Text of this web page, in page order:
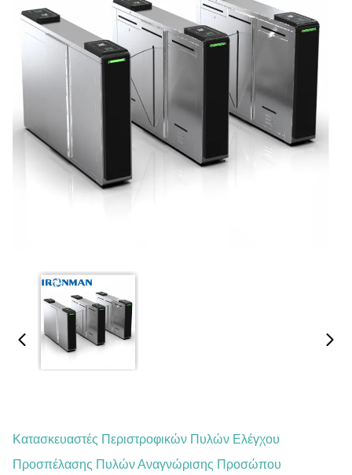
Κατασκευαστές Περιστροφικών Πυλών Ελέγχου
Προσπέλασης Πυλών Αναγνώρισης Προσώπου